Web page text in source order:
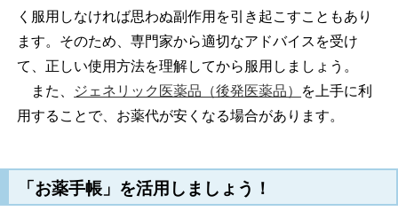
く服用しなければ思わぬ副作用を引き起こすこともあり
ます。そのため、専門家から適切なアドバイスを受け
て、正しい使用方法を理解してから服用しましょう。
また、
ジェネリック医薬品（後発医薬品）
を上手に利
用することで、お薬代が安くなる場合があります。
「お薬手帳」を活用しましょう！